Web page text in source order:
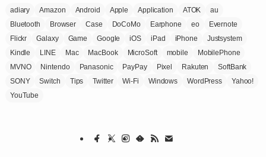
adiary Amazon Android Apple Application ATOK
au
Bluetooth
Browser Case DoCoMo Earphone eo
Evernote
Flickr
Galaxy Game Google iOS iPad iPhone
Justsystem
Kindle
LINE Mac MacBook MicroSoft mobile
MobilePhone
MVNO
Nintendo Panasonic PayPay Pixel Rakuten
SoftBank
SONY
Switch Tips Twitter Wi-Fi Windows WordPress
Yahoo!
YouTube